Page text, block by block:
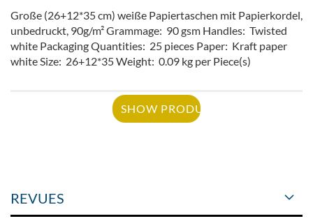
Große (26+12*35 cm) weiße Papiertaschen mit Papierkordel,
unbedruckt, 90g/m² Grammage: 90 gsm Handles: Twisted
white Packaging Quantities: 25 pieces Paper: Kraft paper
white Size: 26+12*35 Weight: 0.09 kg per Piece(s)
SHOW PRODUCT
REVUES